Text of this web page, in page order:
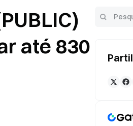
até 830